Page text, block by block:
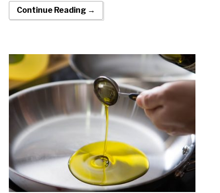
Continue Reading →